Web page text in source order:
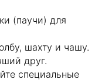
(паучи) для
шахту и чашу.
друг.
специальные